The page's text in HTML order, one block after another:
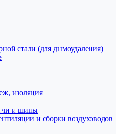
стали (для дымоудаления)
изоляция
и шипы
и сборки воздуховодов